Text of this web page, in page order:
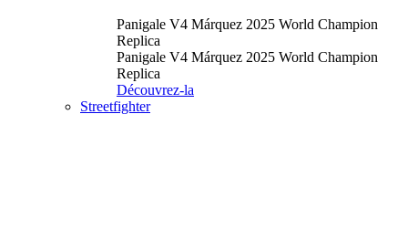
Panigale V4 Márquez 2025 World Champion
Replica
Panigale V4 Márquez 2025 World Champion
Replica
Découvrez-la
Streetfighter